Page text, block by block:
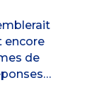
encore
de